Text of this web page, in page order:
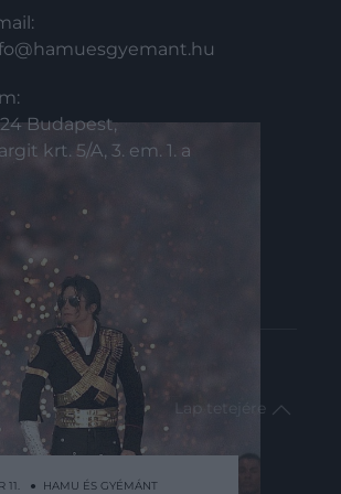
11. ● HAMU ÉS GYÉMÁNT
Budapest,
krt. 5/A, 3. em. 1. a
Lap tetejére